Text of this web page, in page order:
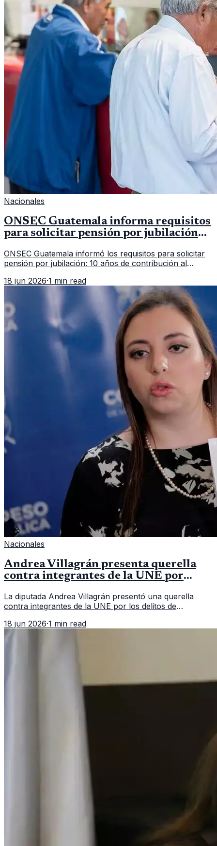
Nacionales
ONSEC Guatemala informa requisitos
para solicitar pensión por jubilación
ONSEC Guatemala informó los requisitos para solicitar
pensión por jubilación: 10 años de contribución al
importar edad.
18 jun 2026·1 min read
Nacionales
Andrea Villagrán presenta querella
contra integrantes de la UNE por
La diputada Andrea Villagrán presentó una querella
contra integrantes de la UNE por los delitos de
18 jun 2026·1 min read